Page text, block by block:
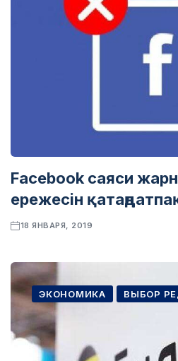
Facebook саяси
ережесін
18 ЯНВАРЯ, 2019
ЭКОНОМИКА ВЫБОР